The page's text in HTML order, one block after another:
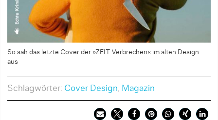
So sah das letzte Cover der »ZEIT Verbrechen« im alten Design
aus
Schlagwörter: Cover Design, Magazin